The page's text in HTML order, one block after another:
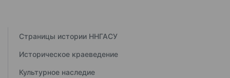
Страницы истории ННГАСУ
Историческое краеведение
Культурное наследие